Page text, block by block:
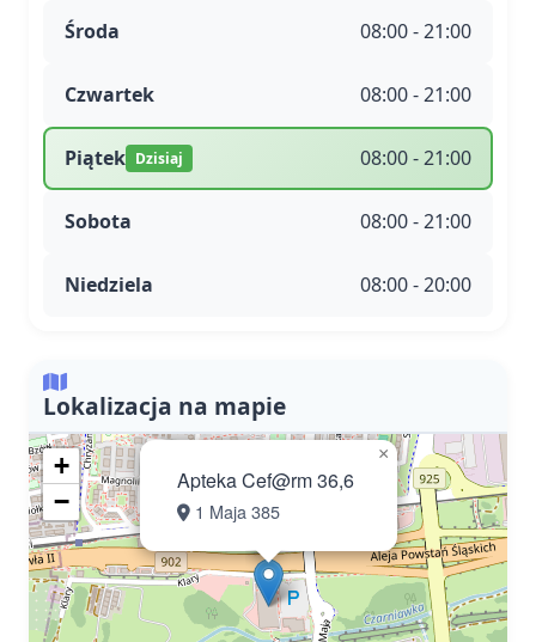
Środa 08:00 - 21:00
Czwartek 08:00 - 21:00
Piątek Dzisiaj 08:00 - 21:00
Sobota 08:00 - 21:00
Niedziela 08:00 - 20:00
Lokalizacja na mapie
Apteka Cef@rm 36,6
1 Maja 385
×
+
−